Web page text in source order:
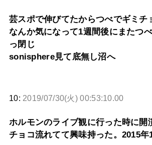
芸スポで伸びてたからつべでギミチ
なんか気になって1週間後にまたつ
っ閉じ
sonisphere見て底無し沼へ
10: 2019/07/30(火) 00:53:10.00
ホルモンのライブ観に行った時に開
チョコ流れてて興味持った。2015年